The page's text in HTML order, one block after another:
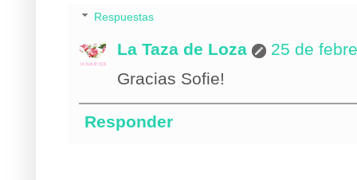
Respuestas
La Taza de Loza
25 de
Gracias Sofie!
Responder